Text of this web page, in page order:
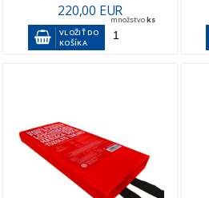
220,00 EUR
VLOŽIŤ DO
KOŠÍKA
množstvoks